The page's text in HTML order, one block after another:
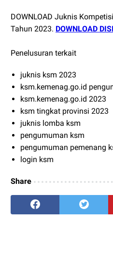
DOWNLOAD Juknis
Tahun 2023. DOWNLOAD
Penelusuran terkait
juknis ksm 2023
ksm.kemenag.go.id
ksm.kemenag.go.id 2023
ksm tingkat provinsi 2023
juknis lomba ksm
pengumuman ksm
pengumuman pemenang
login ksm
Share